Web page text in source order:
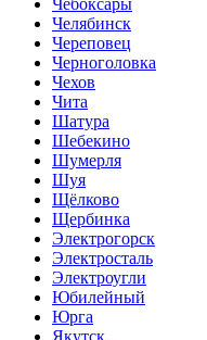
Челябинск
Череповец
Черноголовка
Чехов
Чита
Шатура
Шебекино
Шумерля
Шуя
Щёлково
Щербинка
Электрогорск
Электросталь
Электроугли
Юбилейный
Юрга
Якутск